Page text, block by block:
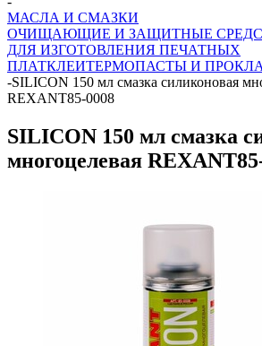
МАСЛА И СМАЗКИ
ОЧИЩАЮЩИЕ И ЗАЩИТНЫЕ
ДЛЯ ИЗГОТОВЛЕНИЯ ПЕЧАТНЫХ
ПЛАТКЛЕИТЕРМОПАСТЫ И
-SILICON 150 мл смазка силиконовая
REXANT85-0008
SILICON 150 мл смазка
многоцелевая